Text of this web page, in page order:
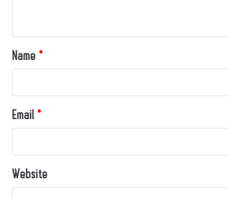
Name *
Email *
Website